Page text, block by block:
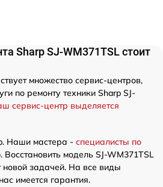
Sharp SJ-WM371TSL стоит
множество сервис-центров,
по ремонту техники Sharp SJ-
сервис-центр выделяется
Наши мастера - специалисты по
. Восстановить модель SJ-WM371TSL
новой задачей. На все виды
имеется гарантия.